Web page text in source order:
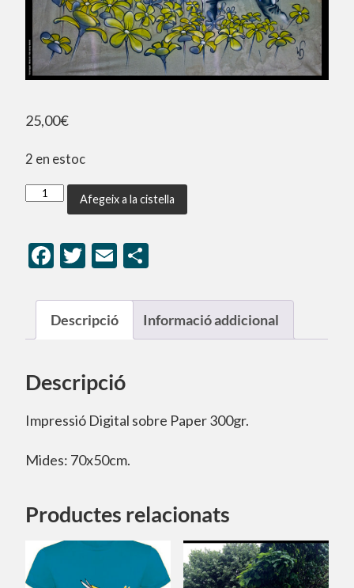
25,00€
2 en estoc
Afegeix a la cistella
Facebook
Twitter
Email
Descripció Informació addicional
Descripció
Impressió Digital sobre Paper 300gr.
Mides: 70x50cm.
Productes relacionats